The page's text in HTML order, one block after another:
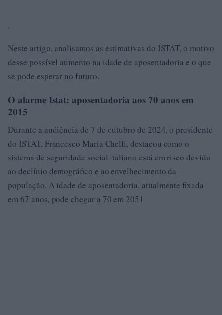
.
Neste artigo, analisamos as estimativas do ISTAT, o motivo
desse possível aumento na idade de aposentadoria e o que
se pode esperar no futuro.
O alarme Istat: aposentadoria aos 70 anos em
2015
Durante a audiência de 7 de outubro de 2024, o presidente
do ISTAT, Francesco Maria Chelli, destacou como o
sistema de seguridade social italiano está em risco devido
ao declínio demográfico e ao envelhecimento da
população. A idade de aposentadoria, atualmente fixada
em 67 anos, pode chegar a 70 em 2051